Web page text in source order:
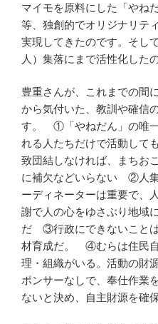
マイモを原料にした「やね
等、独創的でオリジナリテ
実現してきたのです。そし
人）集落にまで活性化した
豊重さんが、これまでの間
から気付いた、教訓や確信
す。 ①「やねだん」の唯
れる人たちだけで活動して
致団結しなければ、まちお
に補欠などいらない ②人
ーディネーターは重要で、
謝で人の心をゆさぶり地域
だ ③行政にできないこと
材育成だ。 ④むらは住民
理・組織がいる。活動の財
ポンサーなしで、奉仕作業
ないと決め、自主財源を確